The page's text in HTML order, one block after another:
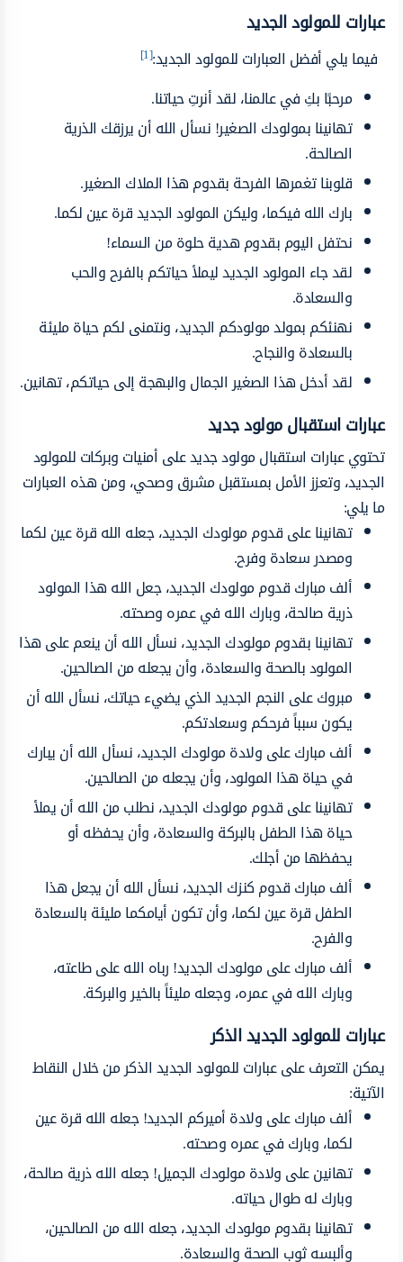
عبارات للمولود الجديد
فيما يلي أفضل العبارات للمولود الجديد:[1]
مرحبًابكِفي عالمنا، لقدأنرتِحياتنا.
تهانينابمولودك الصغير!نسأل الله أنيرزقك الذرية
الصالحة.
قلوبناتغمرها الفرحةبقدوم هذا الملاك الصغير.
بارك اللهفيكما،وليكن المولود الجديدقرة عينلكما.
نحتفل اليوم بقدومهديةحلوةمن السماء!
لقد جاء المولود الجديدليملأ حياتكم بالفرح والحب
والسعادة.
نهنئكمبمولدمولودكم الجديد،ونتمنىلكمحياة مليئة
بالسعادة والنجاح.
لقدأدخلهذا الصغيرالجمالوالبهجةإلىحياتكم،تهانين.
عباراتاستقبال مولود جديد
تحتويعبارات استقبال مولود جديدعلىأمنياتوبركاتللمولود
الجديد،وتعززالأملبمستقبلمشرقوصحي، ومن هذه العبارات
ما يلي:
تهانيناعلى قدوممولودك الجديد،جعله الله قرة عينلكما
ومصدر سعادة وفرح.
ألف مبارك قدوممولودك الجديد،جعل اللههذا المولود
ذريةصالحة،وبارك اللهفيعمرهوصحته.
تهانينا بقدوممولودك الجديد،نسأل الله أنينعمعلىهذا
المولودبالصحةوالسعادة،وأن يجعله من الصالحين.
مبروك على النجم الجديد الذييضيءحياتك،نسأل اللهأن
يكونسبباًفرحكم وسعادتكم.
ألف مباركعلىولادةمولودك الجديد،نسأل الله أنيبارك
فيحياةهذا المولود،وأنيجعلهمن الصالحين.
تهانيناعلىقدوممولودك الجديد،نطلبمن الله أن يملأ
حياةهذا الطفلبالبركة والسعادة، وأن يحفظهأو
يحفظها من أجلك.
ألف مباركقدومكنزك الجديد،نسأل اللهأن يجعل هذا
الطفلقرة عينلكما،وأنتكونأيامكمامليئةبالسعادة
والفرح.
ألف مبارك علىمولودك الجديد!رباه اللهعلىطاعته،
وبارك اللهفيعمره،وجعلهمليئاًبالخير والبركة.
عبارات للمولود الجديدالذكر
يمكن التعرف علىعبارات للمولود الجديد الذكر من خلال النقاط
الآتية:
ألف مباركعلىولادةأميركم الجديد!جعله الله قرة عين
لكما،وبارك في عمره وصحته.
تهانينعلىولادةمولودك الجميل!جعله اللهذريةصالحة،
وباركلهطوالحياته.
تهانينا بقدوممولودك الجديد،جعله الله من الصالحين،
وألبسه ثوب الصحةوالسعادة.